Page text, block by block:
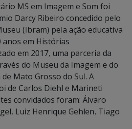
MS em Imagem e Som foi
Darcy Ribeiro concedido pelo
(Ibram) pela ação educativa
anos em Histórias
em 2017, uma parceria da
do Museu da Imagem e do
Mato Grosso do Sul. A
de Carlos Diehl e Marineti
convidados foram: Álvaro
Luiz Henrique Gehlen, Tiago